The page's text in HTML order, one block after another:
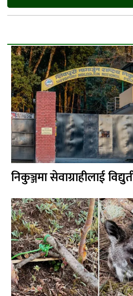
निकुञ्जमा सेवाग्राहीलाई